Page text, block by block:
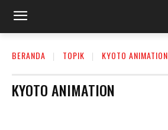
BERANDA TOPIK KYOTO ANIMATION
KYOTO ANIMATION